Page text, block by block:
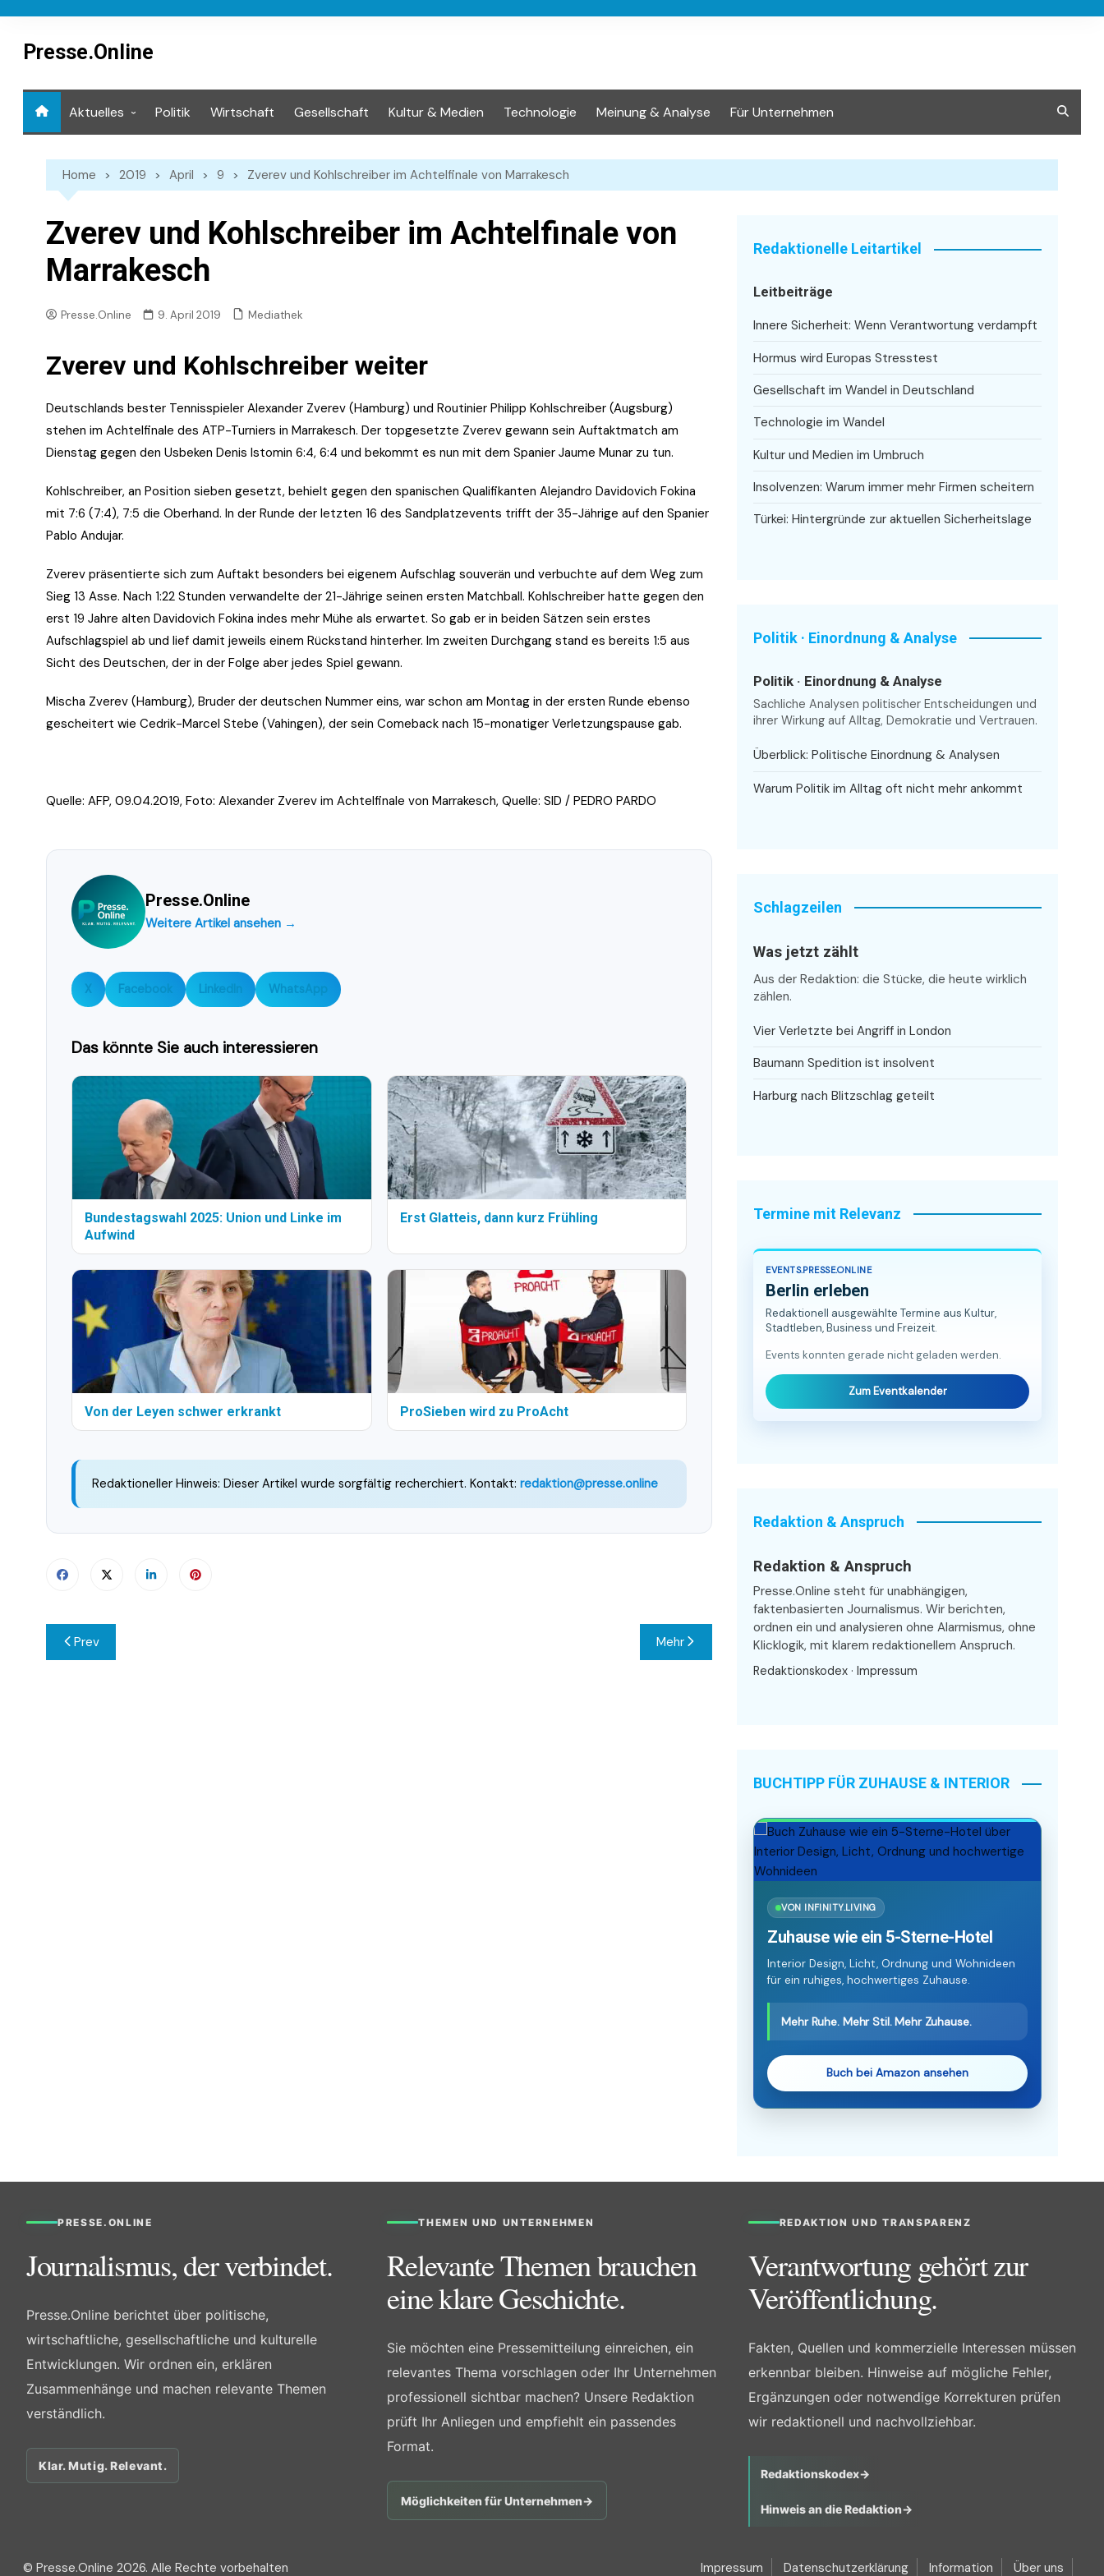
contentPresse.Online
Aktuelles Politik Wirtschaft Gesellschaft Kultur & Medien Technologie Meinung & Analyse Für Unternehmen
Home 2019 April 9 Zverev und Kohlschreiber im Achtelfinale von Marrakesch
Zverev und Kohlschreiber im Achtelfinale von
Marrakesch
Presse.Online 9. April 2019 Mediathek
Zverev und Kohlschreiber weiter
Deutschlands bester Tennisspieler Alexander Zverev (Hamburg) und Routinier Philipp Kohlschreiber (Augsburg)
stehen im Achtelfinale des ATP-Turniers in Marrakesch. Der topgesetzte Zverev gewann sein Auftaktmatch am
Dienstag gegen den Usbeken Denis Istomin 6:4, 6:4 und bekommt es nun mit dem Spanier Jaume Munar zu tun.
Kohlschreiber, an Position sieben gesetzt, behielt gegen den spanischen Qualifikanten Alejandro Davidovich Fokina
mit 7:6 (7:4), 7:5 die Oberhand. In der Runde der letzten 16 des Sandplatzevents trifft der 35-Jährige auf den Spanier
Pablo Andujar.
Zverev präsentierte sich zum Auftakt besonders bei eigenem Aufschlag souverän und verbuchte auf dem Weg zum
Sieg 13 Asse. Nach 1:22 Stunden verwandelte der 21-Jährige seinen ersten Matchball. Kohlschreiber hatte gegen den
erst 19 Jahre alten Davidovich Fokina indes mehr Mühe als erwartet. So gab er in beiden Sätzen sein erstes
Aufschlagspiel ab und lief damit jeweils einem Rückstand hinterher. Im zweiten Durchgang stand es bereits 1:5 aus
Sicht des Deutschen, der in der Folge aber jedes Spiel gewann.
Mischa Zverev (Hamburg), Bruder der deutschen Nummer eins, war schon am Montag in der ersten Runde ebenso
gescheitert wie Cedrik-Marcel Stebe (Vahingen), der sein Comeback nach 15-monatiger Verletzungspause gab.
Quelle: AFP, 09.04.2019, Foto: Alexander Zverev im Achtelfinale von Marrakesch, Quelle: SID / PEDRO PARDO
Presse.Online
Weitere Artikel ansehen →
X Facebook LinkedIn WhatsApp
Das könnte Sie auch interessieren
Bundestagswahl 2025: Union und Linke im
Aufwind
Erst Glatteis, dann kurz Frühling
Von der Leyen schwer erkrankt ProSieben wird zu ProAcht
Redaktioneller Hinweis: Dieser Artikel wurde sorgfältig recherchiert. Kontakt: redaktion@presse.online
Beitragsnavigation
Prev Mehr
Redaktionelle Leitartikel
Leitbeiträge
Innere Sicherheit: Wenn Verantwortung verdampft
Hormus wird Europas Stresstest
Gesellschaft im Wandel in Deutschland
Technologie im Wandel
Kultur und Medien im Umbruch
Insolvenzen: Warum immer mehr Firmen scheitern
Türkei: Hintergründe zur aktuellen Sicherheitslage
Politik · Einordnung & Analyse
Politik · Einordnung & Analyse
Sachliche Analysen politischer Entscheidungen und
ihrer Wirkung auf Alltag, Demokratie und Vertrauen.
Überblick: Politische Einordnung & Analysen
Warum Politik im Alltag oft nicht mehr ankommt
Schlagzeilen
Was jetzt zählt
Aus der Redaktion: die Stücke, die heute wirklich
zählen.
Vier Verletzte bei Angriff in London
Baumann Spedition ist insolvent
Harburg nach Blitzschlag geteilt
Termine mit Relevanz
EVENTS.PRESSE.ONLINE
Berlin erleben
Redaktionell ausgewählte Termine aus Kultur,
Stadtleben, Business und Freizeit.
Events konnten gerade nicht geladen werden.
Zum Eventkalender
Redaktion & Anspruch
Redaktion & Anspruch
Presse.Online steht für unabhängigen,
faktenbasierten Journalismus. Wir berichten,
ordnen ein und analysieren ohne Alarmismus, ohne
Klicklogik, mit klarem redaktionellem Anspruch.
Redaktionskodex · Impressum
BUCHTIPP FÜR ZUHAUSE & INTERIOR
VON INFINITY.LIVING
Zuhause wie ein 5-Sterne-Hotel
Interior Design, Licht, Ordnung und Wohnideen
für ein ruhiges, hochwertiges Zuhause.
Mehr Ruhe. Mehr Stil. Mehr Zuhause.
Buch bei Amazon ansehen
PRESSE.ONLINE
Journalismus, der verbindet.
Presse.Online berichtet über politische,
wirtschaftliche, gesellschaftliche und kulturelle
Entwicklungen. Wir ordnen ein, erklären
Zusammenhänge und machen relevante Themen
verständlich.
Klar. Mutig. Relevant.
THEMEN UND UNTERNEHMEN
Relevante Themen brauchen
eine klare Geschichte.
Sie möchten eine Pressemitteilung einreichen, ein
relevantes Thema vorschlagen oder Ihr Unternehmen
professionell sichtbar machen? Unsere Redaktion
prüft Ihr Anliegen und empfiehlt ein passendes
Format.
Möglichkeiten für Unternehmen→
REDAKTION UND TRANSPARENZ
Verantwortung gehört zur
Veröffentlichung.
Fakten, Quellen und kommerzielle Interessen müssen
erkennbar bleiben. Hinweise auf mögliche Fehler,
Ergänzungen oder notwendige Korrekturen prüfen
wir redaktionell und nachvollziehbar.
Redaktionskodex→
Hinweis an die Redaktion→
© Presse.Online 2026. Alle Rechte vorbehalten Impressum Datenschutzerklärung Information Über uns